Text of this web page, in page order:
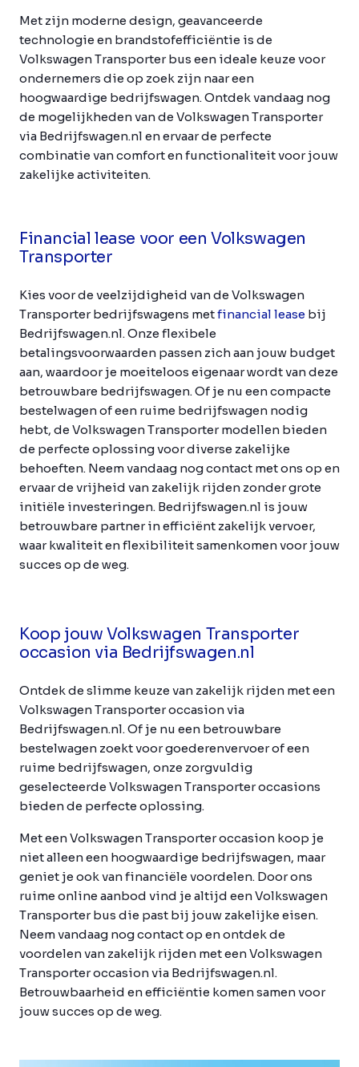
Met zijn moderne design, geavanceerde
technologie en brandstofefficiëntie is de
Volkswagen Transporter bus een ideale keuze voor
ondernemers die op zoek zijn naar een
hoogwaardige bedrijfswagen. Ontdek vandaag nog
de mogelijkheden van de Volkswagen Transporter
via Bedrijfswagen.nl en ervaar de perfecte
combinatie van comfort en functionaliteit voor jouw
zakelijke activiteiten.
Financial lease voor een Volkswagen
Transporter
Kies voor de veelzijdigheid van de Volkswagen
Transporter bedrijfswagens metfinancial lease bij
Bedrijfswagen.nl. Onze flexibele
betalingsvoorwaarden passen zich aan jouw budget
aan, waardoor je moeiteloos eigenaar wordt van deze
betrouwbare bedrijfswagen. Of je nu een compacte
bestelwagen of een ruime bedrijfswagen nodig
hebt, de Volkswagen Transporter modellen bieden
de perfecte oplossing voor diverse zakelijke
behoeften. Neem vandaag nog contact met ons op en
ervaar de vrijheid van zakelijk rijden zonder grote
initiële investeringen. Bedrijfswagen.nl is jouw
betrouwbare partner in efficiënt zakelijk vervoer,
waar kwaliteit en flexibiliteit samenkomen voor jouw
succes op de weg.
Koop jouw Volkswagen Transporter
occasion via Bedrijfswagen.nl
Ontdek de slimme keuze van zakelijk rijden met een
Volkswagen Transporter occasion via
Bedrijfswagen.nl. Of je nu een betrouwbare
bestelwagen zoekt voor goederenvervoer of een
ruime bedrijfswagen, onze zorgvuldig
geselecteerde Volkswagen Transporter occasions
bieden de perfecte oplossing.
Met een Volkswagen Transporter occasion koop je
niet alleen een hoogwaardige bedrijfswagen, maar
geniet je ook van financiële voordelen. Door ons
ruime online aanbod vind je altijd een Volkswagen
Transporter bus die past bij jouw zakelijke eisen.
Neem vandaag nog contact op en ontdek de
voordelen van zakelijk rijden met een Volkswagen
Transporter occasion via Bedrijfswagen.nl.
Betrouwbaarheid en efficiëntie komen samen voor
jouw succes op de weg.